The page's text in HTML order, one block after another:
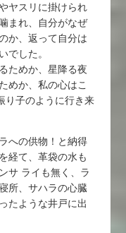
ヤスリに掛けられ
まれ、自分がなぜ
か、返って自分は
でした。
ためか、星降る夜
めか、私の心はこ
り子のように行き来
への供物！と納得
経て、革袋の水も
サ ライも無く、ラ
所、サハラの心臓
たような井戸に出